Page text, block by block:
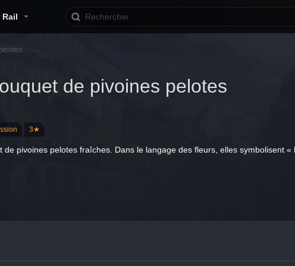
Rail
de pivoines pelotes
3★
de pivoines pelotes fraîches. Dans le langage des fleurs, elles symbolisent «